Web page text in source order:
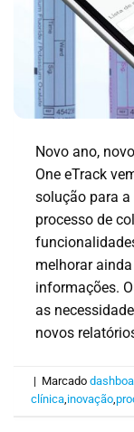
Novo ano,
One eTrack
solução para
processo de
melhorar
informações.
as
novos
| Marcado
clínica,inovação,